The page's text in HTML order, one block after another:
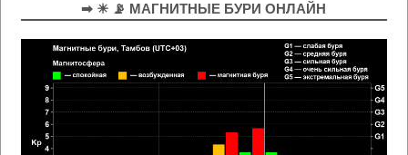
➡ ☀ 📡 МАГНИТНЫЕ БУРИ ОНЛАЙН